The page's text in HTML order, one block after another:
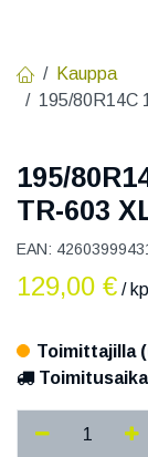
Kauppa
195/80R14C
195/
TR-603
EAN:
129,00 € / kpl
Toimittajilla